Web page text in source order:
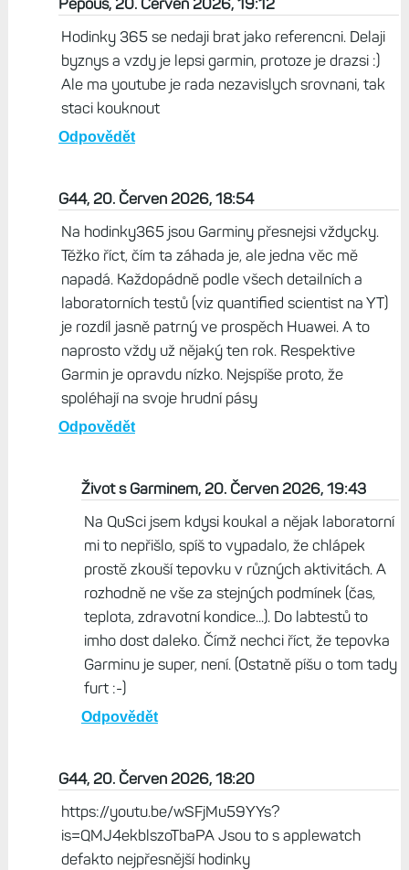
Pepous, 20. Červen 2026, 19:12
Hodinky 365 se nedaji brat jako referencni. Delaji
byznys a vzdy je lepsi garmin, protoze je drazsi :)
Ale ma youtube je rada nezavislych srovnani, tak
staci kouknout
Odpovědět
G44, 20. Červen 2026, 18:54
Na hodinky365 jsou Garminy přesnejsi vždycky.
Těžko říct, čím ta záhada je, ale jedna věc mě
napadá. Každopádně podle všech detailních a
laboratorních testů (viz quantified scientist na YT)
je rozdíl jasně patrný ve prospěch Huawei. A to
naprosto vždy už nějaký ten rok. Respektive
Garmin je opravdu nízko. Nejspíše proto, že
spoléhají na svoje hrudní pásy
Odpovědět
Život s Garminem, 20. Červen 2026, 19:43
Na QuSci jsem kdysi koukal a nějak laboratorní
mi to nepřišlo, spíš to vypadalo, že chlápek
prostě zkouší tepovku v různých aktivitách. A
rozhodně ne vše za stejných podmínek (čas,
teplota, zdravotní kondice...). Do labtestů to
imho dost daleko. Čímž nechci říct, že tepovka
Garminu je super, není. (Ostatně píšu o tom tady
furt :-)
Odpovědět
G44, 20. Červen 2026, 18:20
https://youtu.be/wSFjMu59YYs?
is=QMJ4ekblszoTbaPA Jsou to s applewatch
defakto nejpřesnější hodinky